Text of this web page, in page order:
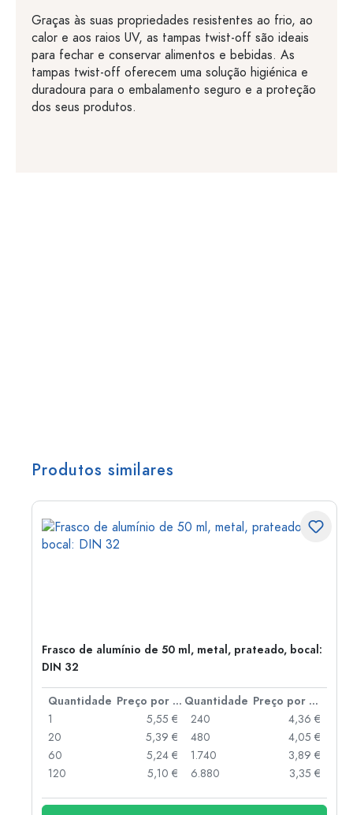
Graças às suas propriedades resistentes ao frio, ao
calor e aos raios UV, as tampas twist-off são ideais
para fechar e conservar alimentos e bebidas. As
tampas twist-off oferecem uma solução higiénica e
duradoura para o embalamento seguro e a proteção
dos seus produtos.
Produtos similares
Frasco de alumínio de 50 ml, metal, prateado, bocal:
DIN 32
Quantidade Preço por peça Quantidade
Preço por peça
1
5,55 €
20
5,39 €
60
5,24 €
120
5,10 €
240
4,36 €
480
4,05 €
1.740
3,89 €
6.880
3,35 €